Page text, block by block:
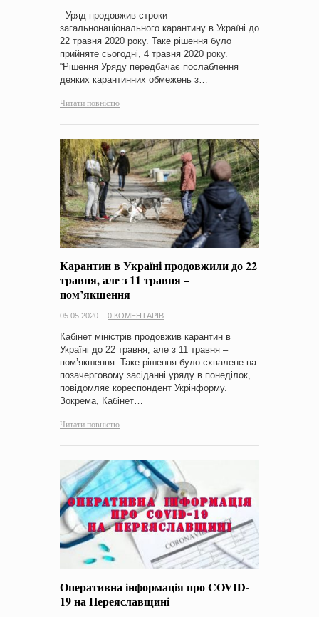
Уряд продовжив строки
загальнонаціонального карантину в Україні до
22 травня 2020 року. Таке рішення було
прийняте сьогодні, 4 травня 2020 року.
“Рішення Уряду передбачає послаблення
деяких карантинних обмежень з…
Читати повністю
Карантин в Україні продовжили до 22
травня, але з 11 травня –
пом’якшення
05.05.2020 0 КОМЕНТАРІВ
Кабінет міністрів продовжив карантин в
Україні до 22 травня, але з 11 травня –
пом’якшення. Таке рішення було схвалене на
позачерговому засіданні уряду в понеділок,
повідомляє кореспондент Укрінформу.
Зокрема, Кабінет…
Читати повністю
Оперативна інформація про COVID-
19 на Переяславщині